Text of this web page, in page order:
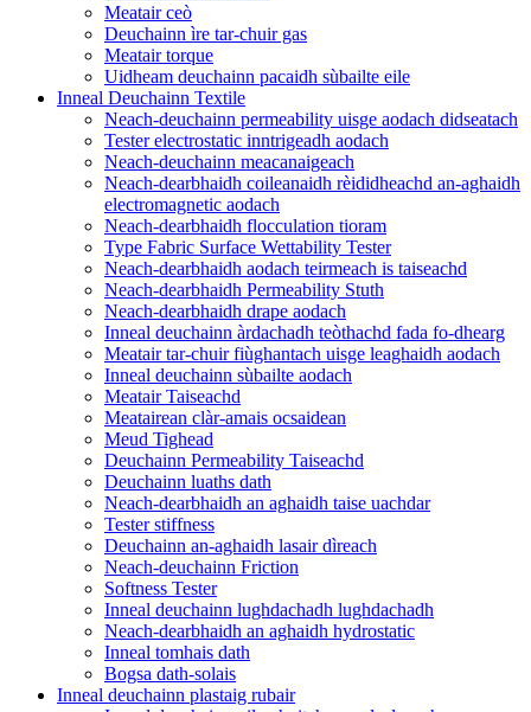
Meatair ceò
Deuchainn ìre tar-chuir gas
Meatair torque
Uidheam deuchainn pacaidh sùbailte eile
Inneal Deuchainn Textile
Neach-deuchainn permeability uisge aodach didseatach
Tester electrostatic inntrigeadh aodach
Neach-deuchainn meacanaigeach
Neach-dearbhaidh coileanaidh rèididheachd an-aghaidh
electromagnetic aodach
Neach-dearbhaidh flocculation tioram
Type Fabric Surface Wettability Tester
Neach-dearbhaidh aodach teirmeach is taiseachd
Neach-dearbhaidh Permeability Stuth
Neach-dearbhaidh drape aodach
Inneal deuchainn àrdachadh teòthachd fada fo-dhearg
Meatair tar-chuir fiùghantach uisge leaghaidh aodach
Inneal deuchainn sùbailte aodach
Meatair Taiseachd
Meatairean clàr-amais ocsaidean
Meud Tighead
Deuchainn Permeability Taiseachd
Deuchainn luaths dath
Neach-dearbhaidh an aghaidh taise uachdar
Tester stiffness
Deuchainn an-aghaidh lasair dìreach
Neach-deuchainn Friction
Softness Tester
Inneal deuchainn lughdachadh lughdachadh
Neach-dearbhaidh an aghaidh hydrostatic
Inneal tomhais dath
Bogsa dath-solais
Inneal deuchainn plastaig rubair